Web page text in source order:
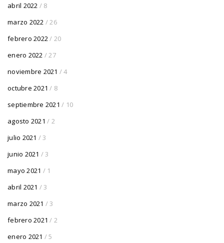
abril 2022 / 8
marzo 2022 / 26
febrero 2022/ 20
enero 2022 / 27
noviembre 2021 / 4
octubre 2021 / 8
septiembre 2021 / 10
agosto 2021 / 2
julio 2021 / 3
junio 2021 / 3
mayo 2021 / 1
abril 2021 / 3
marzo 2021 / 3
febrero 2021 / 2
enero 2021 / 5